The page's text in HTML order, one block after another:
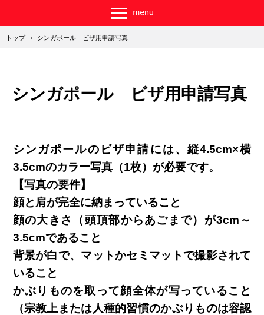
トップ › シンガポール ビザ用申請写真
シンガポール ビザ用申請写真
シンガポールのビザ申請には、縦4.5cm×横
3.5cmのカラー写真（1枚）が必要です。
【写真の要件】
顔と肩が完全に納まっていること
顔の大きさ（頭頂部からあごまで）が3cm～
3.5cmであること
背景が白で、マットかセミマットで撮影されて
いること
かぶりものを取って顔全体が写っていること
（宗教上または人種的習慣のかぶりものは容認